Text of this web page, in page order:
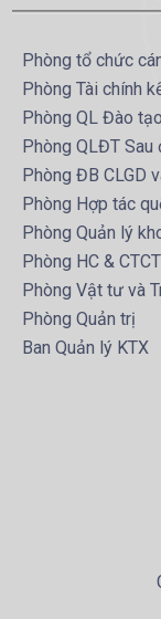
Phòng tổ chức
Phòng Tài chính
Phòng QL Đào
Phòng QLĐT Sau
Phòng ĐB CLGD
Phòng Hợp tác
Phòng Quản lý
Phòng HC & CTCT
Phòng Vật tư và
Phòng Quản trị
Ban Quản lý KTX